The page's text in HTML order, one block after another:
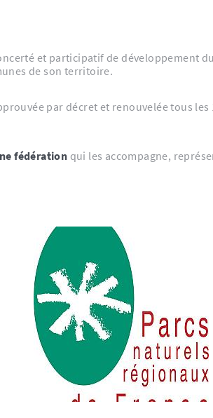
et participatif de développement
de son territoire.
par décret et renouvelée tous les
fédération qui les accompagne,